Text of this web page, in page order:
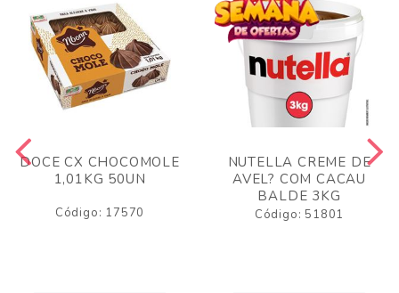
DOCE CX CHOCOMOLE
1,01KG 50UN
Código: 17570
NUTELLA CREME DE
AVEL? COM CACAU
BALDE 3KG
Código: 51801